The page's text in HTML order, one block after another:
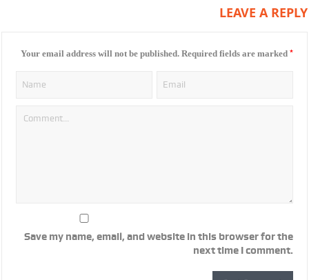
LEAVE A REPLY
Your email address will not be published. Required fields are marked *
Save my name, email, and website in this browser for the
next time I comment.